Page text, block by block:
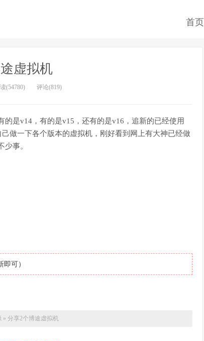
首页
虚拟机
(54780) 评论(819)
是v14，有的是v15，还有的是v16，追新的已经使用
做一下各个版本的虚拟机，刚好看到网上有大神已经做
事。
可）
» 分享2个博途虚拟机